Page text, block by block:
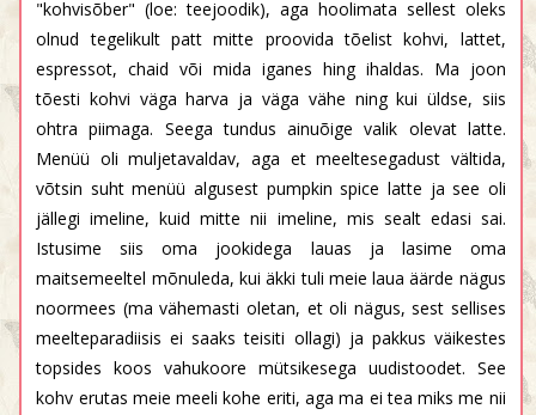
"kohvisõber" (loe: teejoodik), aga hoolimata sellest oleks
olnud tegelikult patt mitte proovida tõelist kohvi, lattet,
espressot, chaid või mida iganes hing ihaldas. Ma joon
tõesti kohvi väga harva ja väga vähe ning kui üldse, siis
ohtra piimaga. Seega tundus ainuõige valik olevat latte.
Menüü oli muljetavaldav, aga et meeltesegadust vältida,
võtsin suht menüü algusest pumpkin spice latte ja see oli
jällegi imeline, kuid mitte nii imeline, mis sealt edasi sai.
Istusime siis oma jookidega lauas ja lasime oma
maitsemeeltel mõnuleda, kui äkki tuli meie laua äärde nägus
noormees (ma vähemasti oletan, et oli nägus, sest sellises
meelteparadiisis ei saaks teisiti ollagi) ja pakkus väikestes
topsides koos vahukoore mütsikesega uudistoodet. See
kohv erutas meie meeli kohe eriti, aga ma ei tea miks me nii